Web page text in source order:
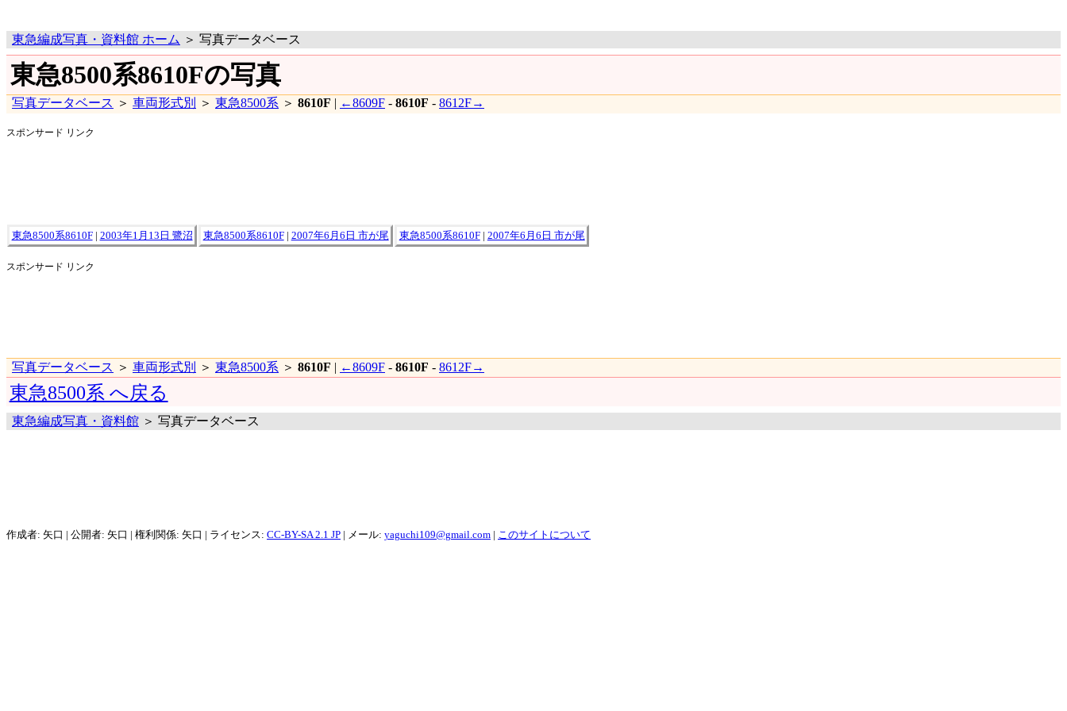
東急編成写真・資料館 ホーム ＞ 写真データベース
東急8500系8610Fの写真
写真データベース ＞ 車両形式別 ＞ 東急8500系 ＞ 8610F | ←8609F - 8610F - 8612F→
スポンサード リンク
東急8500系8610F| 2003年1月13日 鷺沼 東急8500系8610F| 2007年6月6日 市が尾 東急8500系8610F| 2007年6月6日 市が尾
スポンサード リンク
写真データベース ＞ 車両形式別 ＞ 東急8500系 ＞ 8610F | ←8609F - 8610F - 8612F→
東急8500系 へ戻る
東急編成写真・資料館 ＞ 写真データベース
作成者: 矢口 | 公開者: 矢口 | 権利関係: 矢口 | ライセンス: CC-BY-SA 2.1 JP | メール: yaguchi109@gmail.com このサイトについて